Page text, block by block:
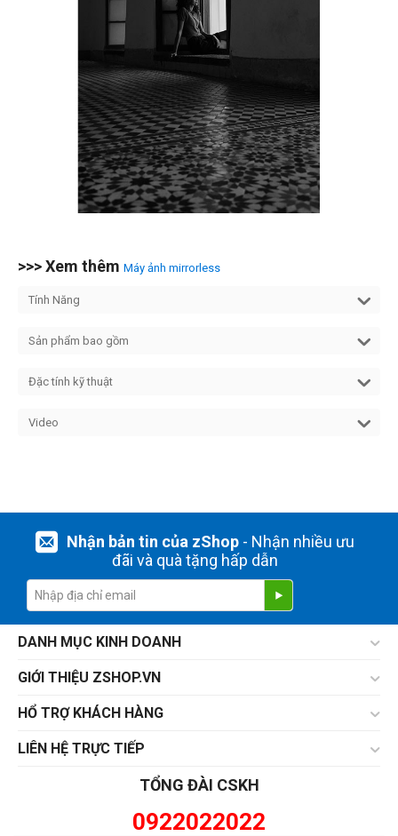
>>> Xem thêm Máy ảnh mirrorless
Tính Năng
Sản phẩm bao gồm
Đặc tính kỹ thuật
Video
Nhận bản tin của zShop- Nhận nhiều ưu
đãi và quà tặng hấp dẫn
DANH MỤC KINH DOANH
GIỚI THIỆU ZSHOP.VN
HỔ TRỢ KHÁCH HÀNG
LIÊN HỆ TRỰC TIẾP
TỔNG ĐÀI CSKH
0922022022